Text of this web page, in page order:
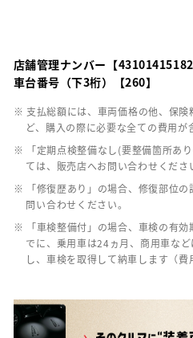
店舗管理ナンバー【
車台番号（下3桁）【260】
※ 支払総額には、車両価格の他、保険
ど、購入の際に必要な全ての費用が
※ 「定期点検整備なし(要整備箇所あ
ては、販売店へお問い合わせくださ
※ 「修復歴あり」の場合、修復部位の
問い合わせください。
※ 「車検整備付」の場合、車検の有効
でに、乗用車は24ヵ月、商用車な
し、車検を取得して納車します（費